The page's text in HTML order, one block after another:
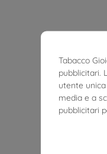
Tabacco
pubblicitari.
utente
media e a
pubblicitari